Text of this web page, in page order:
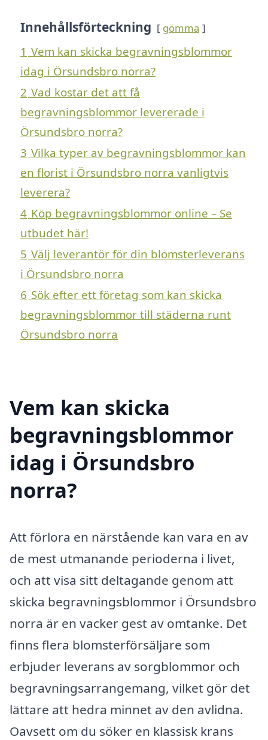
Innehållsförteckning gömma
1 Vem kan skicka begravningsblommor
idag i Örsundsbro norra?
2 Vad kostar det att få
begravningsblommor levererade i
Örsundsbro norra?
3 Vilka typer av begravningsblommor kan
en florist i Örsundsbro norra vanligtvis
leverera?
4 Köp begravningsblommor online – Se
utbudet här!
5 Välj leverantör för din blomsterleverans
i Örsundsbro norra
6 Sök efter ett företag som kan skicka
begravningsblommor till städerna runt
Örsundsbro norra
Vem kan skicka
begravningsblommor
idag i Örsundsbro
norra?
Att förlora en närstående kan vara en av
de mest utmanande perioderna i livet,
och att visa sitt deltagande genom att
skicka begravningsblommor i Örsundsbro
norra är en vacker gest av omtanke. Det
finns flera blomsterförsäljare som
erbjuder leverans av sorgblommor och
begravningsarrangemang, vilket gör det
lättare att hedra minnet av den avlidna.
Oavsett om du söker en klassisk krans